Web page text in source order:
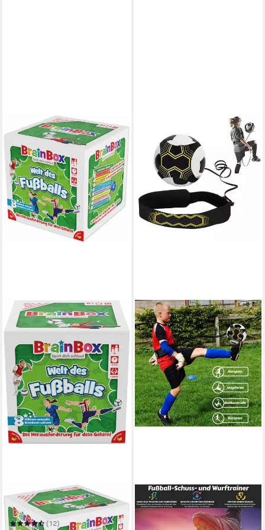
BRAINBOX
Spiel Welt des Fussballs
(12)
BLINGBIN
Trainingshilfe Fußball Kick
Trainer, Einstellbare Fußball